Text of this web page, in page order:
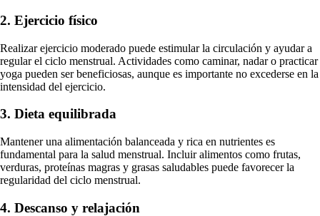
2. Ejercicio físico
Realizar ejercicio moderado puede estimular la circulación y ayudar a
regular el ciclo menstrual. Actividades como caminar, nadar o practicar
yoga pueden ser beneficiosas, aunque es importante no excederse en la
intensidad del ejercicio.
3. Dieta equilibrada
Mantener una alimentación balanceada y rica en nutrientes es
fundamental para la salud menstrual. Incluir alimentos como frutas,
verduras, proteínas magras y grasas saludables puede favorecer la
regularidad del ciclo menstrual.
4. Descanso y relajación